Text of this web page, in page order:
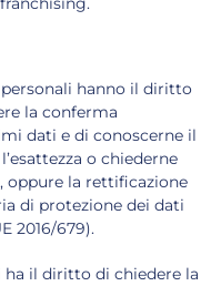
hanno il diritto
la conferma
dati e di conoscerne il
o chiederne
oppure la rettificazione
di protezione dei dati
2016/679).
il diritto di chiedere la